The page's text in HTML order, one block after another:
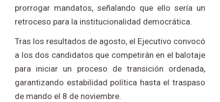
prorrogar mandatos, señalando que ello sería un
retroceso para la institucionalidad democrática.
Tras los resultados de agosto, el Ejecutivo convocó
a los dos candidatos que competirán en el balotaje
para iniciar un proceso de transición ordenada,
garantizando estabilidad política hasta el traspaso
de mando el 8 de noviembre.